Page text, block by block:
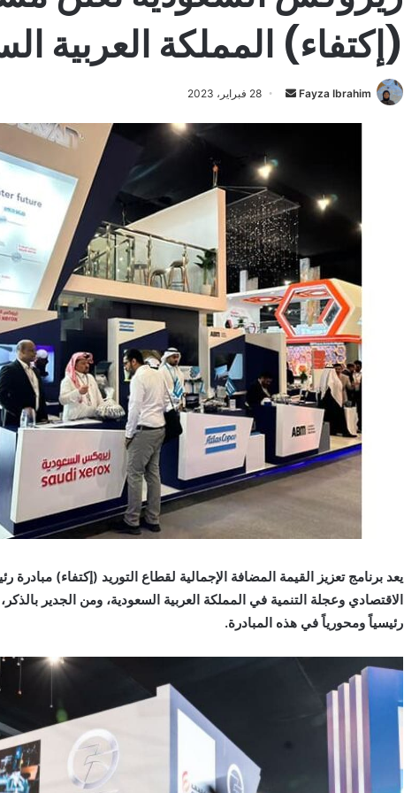
(إكتفاء) المملكة العربية
Fayza Ibrahim
أرسل 28 فبراير، 2023
يعد برنامج تعزيز القيمة المضافة الإجمالية لقطاع التوريد (إكتفاء)
الاقتصادي وعجلة التنمية في المملكة العربية السعودية، ومن الجدير
رئيسياً ومحورياً في هذه المبادرة.